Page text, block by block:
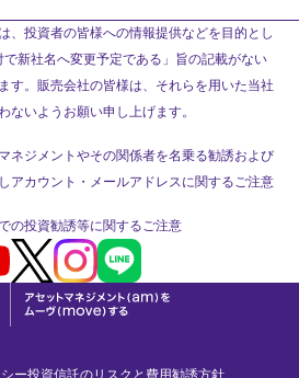
、投資者の皆様への情報提供などを目的とし
新社名へ変更予定である」旨の記載がない
す。販売会社の皆様は、それらを用いた当社
ないようお願い申し上げます。
ネジメントやその関係者を名乗る勧誘および
アカウント・メールアドレスに関するご注意
の投資勧誘等に関するご注意
X InstagramLINE
ー投資信託のリスクと費用勧誘方針